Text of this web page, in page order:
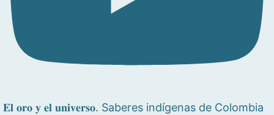
𝐄𝐥 𝐨𝐫𝐨 𝐲 𝐞𝐥 𝐮𝐧𝐢𝐯𝐞𝐫𝐬𝐨. Saberes indígenas de Colombia